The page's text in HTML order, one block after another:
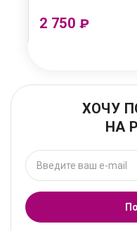
2 750 ₽
ХОЧУ
НА